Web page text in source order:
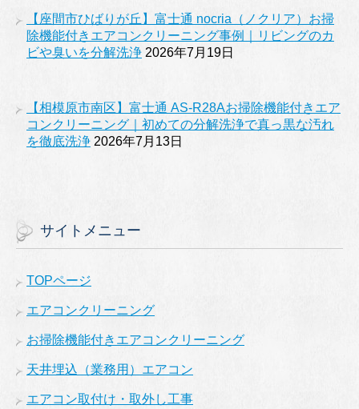
【座間市ひばりが丘】富士通 nocria（ノクリア）お掃
除機能付きエアコンクリーニング事例｜リビングのカ
ビや臭いを分解洗浄 2026年7月19日
【相模原市南区】富士通 AS-R28Aお掃除機能付きエア
コンクリーニング｜初めての分解洗浄で真っ黒な汚れ
を徹底洗浄 2026年7月13日
サイトメニュー
TOPページ
エアコンクリーニング
お掃除機能付きエアコンクリーニング
天井埋込（業務用）エアコン
エアコン取付け・取外し工事